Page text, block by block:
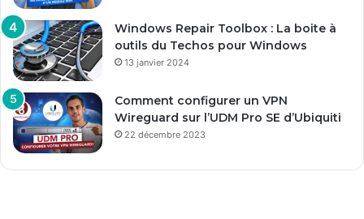
Windows Repair Toolbox : La boite à
outils du Techos pour Windows
13 janvier 2024
Comment configurer un VPN
Wireguard sur l’UDM Pro SE d’Ubiquiti
22 décembre 2023